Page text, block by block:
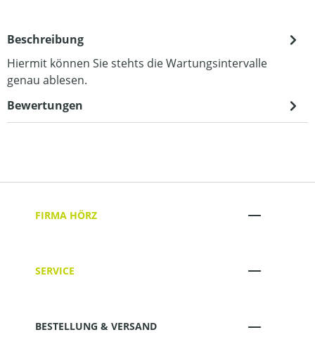
Beschreibung
Hiermit können Sie stehts die Wartungsintervalle
genau ablesen.
Bewertungen
FIRMA HÖRZ
SERVICE
BESTELLUNG & VERSAND